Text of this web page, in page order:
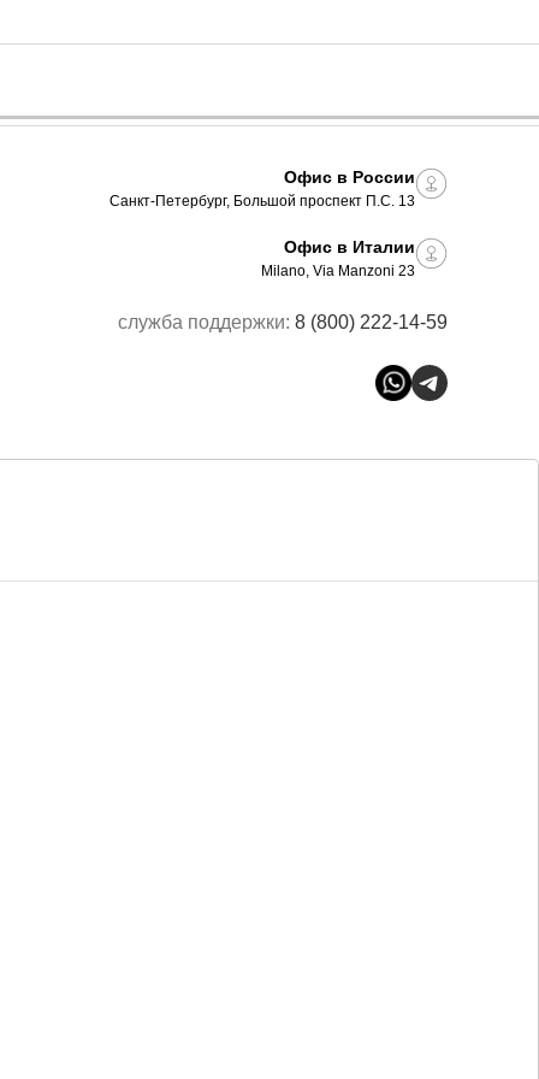
Офис в России
Санкт-Петербург, Большой проспект П.С. 13
Офис в Италии
Milano, Via Manzoni 23
служба поддержки: 8 (800) 222-14-59